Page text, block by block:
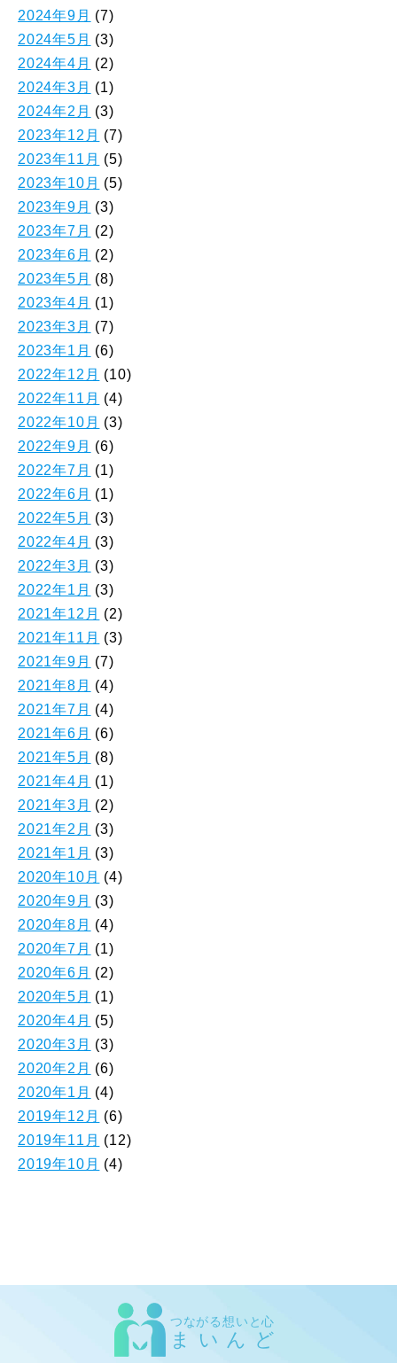
2024年9月 (7)
2024年5月 (3)
2024年4月 (2)
2024年3月 (1)
2024年2月 (3)
2023年12月 (7)
2023年11月 (5)
2023年10月 (5)
2023年9月 (3)
2023年7月 (2)
2023年6月 (2)
2023年5月 (8)
2023年4月 (1)
2023年3月 (7)
2023年1月 (6)
2022年12月 (10)
2022年11月 (4)
2022年10月 (3)
2022年9月 (6)
2022年7月 (1)
2022年6月 (1)
2022年5月 (3)
2022年4月 (3)
2022年3月 (3)
2022年1月 (3)
2021年12月 (2)
2021年11月 (3)
2021年9月 (7)
2021年8月 (4)
2021年7月 (4)
2021年6月 (6)
2021年5月 (8)
2021年4月 (1)
2021年3月 (2)
2021年2月 (3)
2021年1月 (3)
2020年10月 (4)
2020年9月 (3)
2020年8月 (4)
2020年7月 (1)
2020年6月 (2)
2020年5月 (1)
2020年4月 (5)
2020年3月 (3)
2020年2月 (6)
2020年1月 (4)
2019年12月 (6)
2019年11月 (12)
2019年10月 (4)
つながる想いと心
まいんど